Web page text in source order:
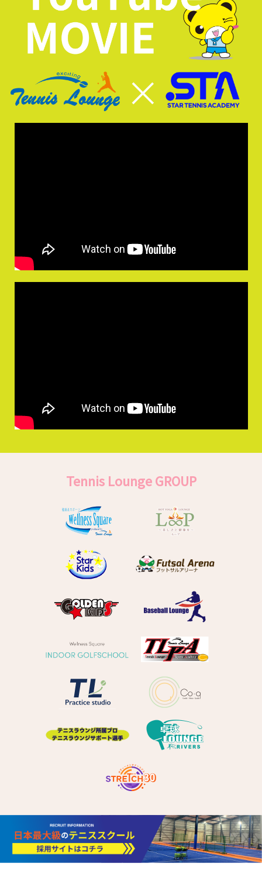
Tennis Lounge GROUP